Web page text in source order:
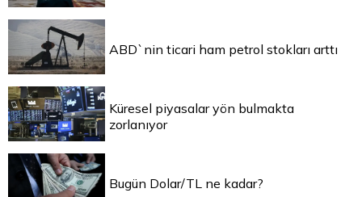
ABD`nin ticari ham petrol stokları arttı
Küresel piyasalar yön bulmakta
zorlanıyor
Bugün Dolar/TL ne kadar?